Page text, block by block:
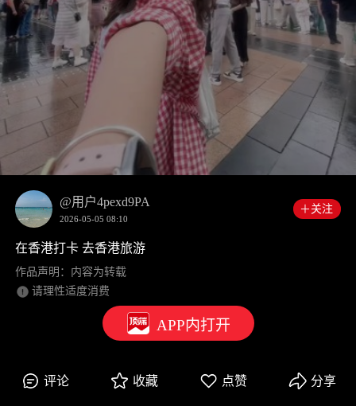
00:00@用户4pexd9PA
2026-05-05 08:10
＋关注
在香港打卡 去香港旅游
作品声明：内容为转载
请理性适度消费
评论 收藏 点赞 分享
APP内打开